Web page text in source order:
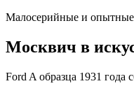
Малосерийные и
Москвич в
Ford A образца 1931